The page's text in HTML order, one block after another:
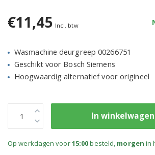
€11,45 Incl. btw
Wasmachine deurgreep 00266751
Geschikt voor Bosch Siemens
Hoogwaardig alternatief voor origineel
In winkelwagen
Op werkdagen voor15:00besteld, morgen in